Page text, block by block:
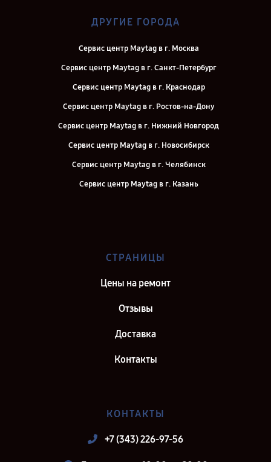
ДРУГИЕ ГОРОДА
Сервис центр Maytag в г. Москва
Сервис центр Maytag в г. Санкт-Петербург
Сервис центр Maytag в г. Краснодар
Сервис центр Maytag в г. Ростов-на-Дону
Сервис центр Maytag в г. Нижний Новгород
Сервис центр Maytag в г. Новосибирск
Сервис центр Maytag в г. Челябинск
Сервис центр Maytag в г. Казань
Сервис центр Maytag в г. Киров
СТРАНИЦЫ
Цены на ремонт
Отзывы
Доставка
Контакты
КОНТАКТЫ
+7 (343) 226-97-56